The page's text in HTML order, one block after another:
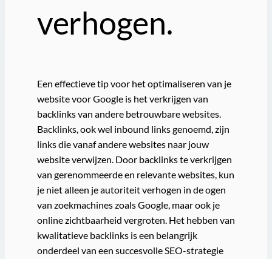
verhogen.
Een effectieve tip voor het optimaliseren van je
website voor Google is het verkrijgen van
backlinks van andere betrouwbare websites.
Backlinks, ook wel inbound links genoemd, zijn
links die vanaf andere websites naar jouw
website verwijzen. Door backlinks te verkrijgen
van gerenommeerde en relevante websites, kun
je niet alleen je autoriteit verhogen in de ogen
van zoekmachines zoals Google, maar ook je
online zichtbaarheid vergroten. Het hebben van
kwalitatieve backlinks is een belangrijk
onderdeel van een succesvolle SEO-strategie